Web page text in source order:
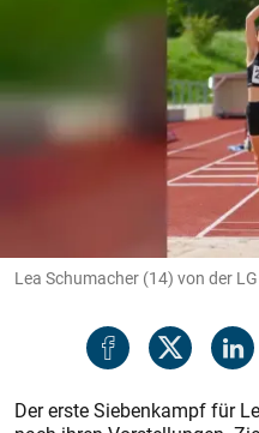
Lea Schumacher (14) von der
Der erste Siebenkampf für